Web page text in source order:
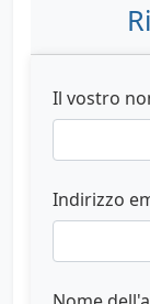
Il vostro
Indirizzo